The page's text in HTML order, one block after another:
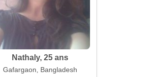
Nathaly, 25 ans
Gafargaon, Bangladesh